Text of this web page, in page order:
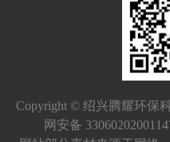
Copyright © 绍兴腾耀环保
网安备